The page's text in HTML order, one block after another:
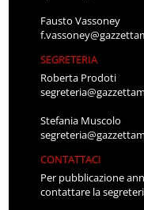
Fausto Vassoney
SEGRETERIA
Roberta Prodoti
Stefania Muscolo
CONTATTACI
Per pubblicazione
contattare la